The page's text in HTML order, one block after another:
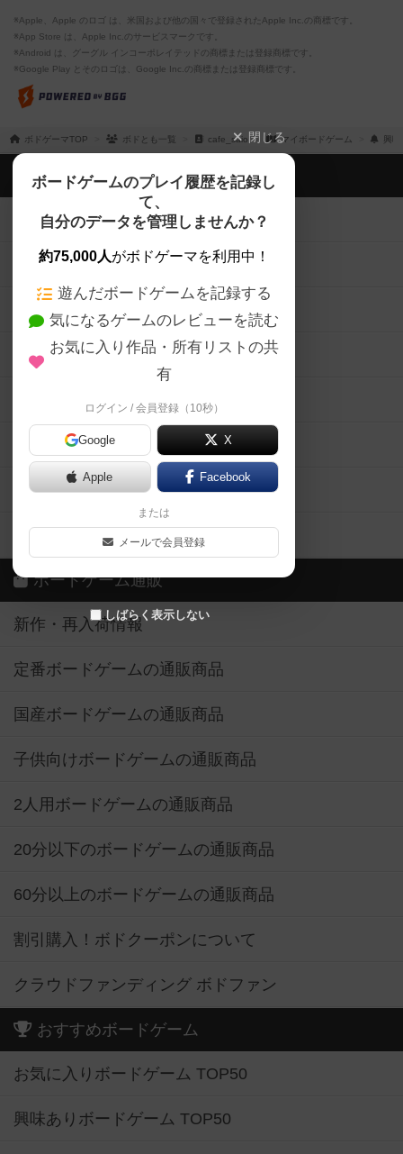
※Apple、Apple のロゴ は、米国および他の国々で登録されたApple Inc.の商標です。
※App Store は、Apple Inc.のサービスマークです。
※Android は、グーグル インコーポレイテッドの商標または登録商標です。
※Google Play とそのロゴは、Google Inc.の商標または登録商標です。
ボドゲーマTOP ボドとも一覧 cafe_saio マイボードゲーム 興
閉じる
ボードゲームのプレイ履歴を記録し
て、
自分のデータを管理しませんか？
約75,000人がボドゲーマを利用中！
遊んだボードゲームを記録する
気になるゲームのレビューを読む
お気に入り作品・所有リストの共
有
ログイン / 会員登録（10秒）
Google X
Apple Facebook
または
メールで会員登録
しばらく表示しない
ボドゲーマTOP
ボードゲームを検索する
ボードゲームの新着レビュー
ボードゲーム会情報
メカニクス特集
掲示板・トピックス
ボドとも・会員一覧
ボードゲーム業界コラム
ボドゲーマご利用案内
ボードゲーム通販
新作・再入荷情報
定番ボードゲームの通販商品
国産ボードゲームの通販商品
子供向けボードゲームの通販商品
2人用ボードゲームの通販商品
20分以下のボードゲームの通販商品
60分以上のボードゲームの通販商品
割引購入！ボドクーポンについて
クラウドファンディング ボドファン
おすすめボードゲーム
お気に入りボードゲーム TOP50
興味ありボードゲーム TOP50